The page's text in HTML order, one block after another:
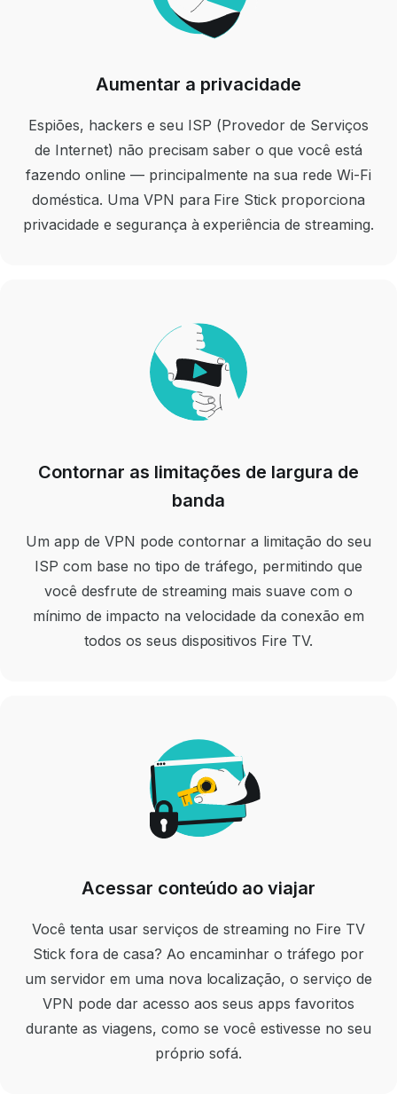
Aumentar a privacidade
Espiões, hackers e seu ISP (Provedor de Serviços
de Internet) não precisam saber o que você está
fazendo online — principalmente na sua rede Wi-Fi
doméstica. Uma VPN para Fire Stick proporciona
privacidade e segurança à experiência de streaming.
Contornar as limitações de largura de
banda
Um app de VPN pode contornar a limitação do seu
ISP com base no tipo de tráfego, permitindo que
você desfrute de streaming mais suave com o
mínimo de impacto na velocidade da conexão em
todos os seus dispositivos Fire TV.
Acessar conteúdo ao viajar
Você tenta usar serviços de streaming no Fire TV
Stick fora de casa? Ao encaminhar o tráfego por
um servidor em uma nova localização, o serviço de
VPN pode dar acesso aos seus apps favoritos
durante as viagens, como se você estivesse no seu
próprio sofá.